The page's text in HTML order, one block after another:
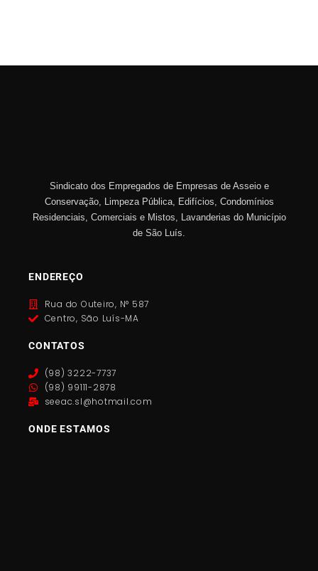
Sindicato dos Empregados de Empresas de Asseio e
Conservação, Limpeza Pública, Edifícios, Condomínios
Residenciais, Comerciais e Mistos, Lavanderias do Município
de São Luís.
ENDEREÇO
Rua do Outeiro, N° 587
Centro, São Luís-MA
CONTATOS
(98) 3222-7737
(98) 99111-2878
seeac.sl@hotmail.com
ONDE ESTAMOS